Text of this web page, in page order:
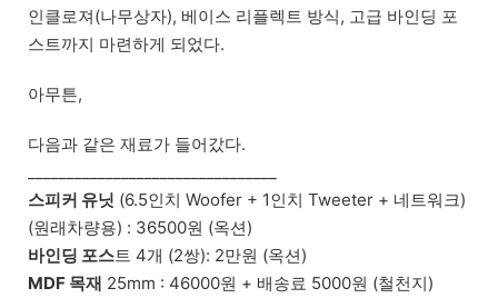
인클로져(나무상자), 베이스 리플렉트 방식, 고급 바인딩 포
스트까지 마련하게 되었다.
아무튼,
다음과 같은 재료가 들어갔다.
스피커 유닛 (6.5인치 Woofer + 1인치 Tweeter + 네트워크)
(원래차량용) : 36500원 (옥션)
바인딩 포스트 4개 (2쌍): 2만원 (옥션)
MDF 목재 25mm : 46000원 + 배송료 5000원 (철천지)